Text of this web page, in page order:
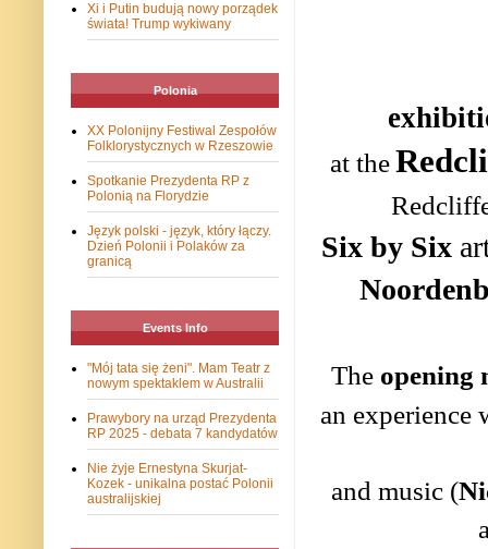
at the
Six by Six
The opening
an experience
and music (
Xi i Putin budują nowy porządek
świata! Trump wykiwany
Polonia
XX Polonijny Festiwal Zespołów
Folklorystycznych w Rzeszowie
Spotkanie Prezydenta RP z
Polonią na Florydzie
Język polski - język, który łączy.
Dzień Polonii i Polaków za
granicą
Events Info
"Mój tata się żeni". Mam Teatr z
nowym spektaklem w Australii
Prawybory na urząd Prezydenta
RP 2025 - debata 7 kandydatów
Nie żyje Ernestyna Skurjat-
Kozek - unikalna postać Polonii
australijskiej